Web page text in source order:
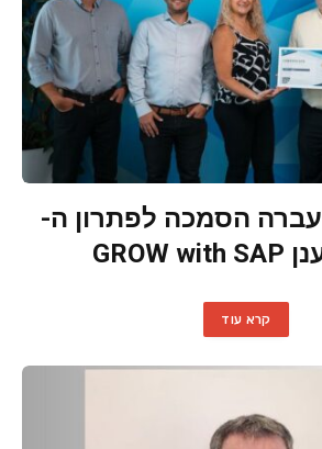
ERP Logic עברה הסמכה לפתרון ה-
קרא עוד